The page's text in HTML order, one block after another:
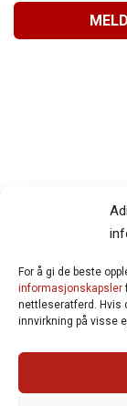
For å gi de beste
informasjonskapsler
nettleseratferd. Hvis
innvirkning på visse